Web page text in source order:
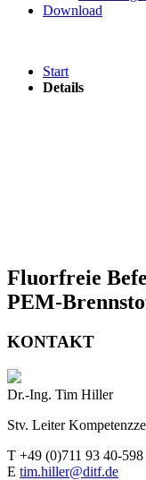
Download
Start
Details
Fluorfreie
PEM-
KONTAKT
Dr.-Ing. Tim Hiller
Stv. Leiter
T +49 (0)711 93 40-598
E tim.hiller@ditf.de